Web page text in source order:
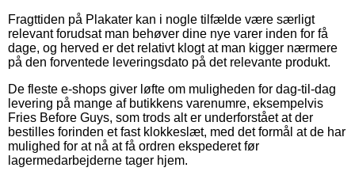
Fragttiden på Plakater kan i nogle tilfælde være særligt
relevant forudsat man behøver dine nye varer inden for få
dage, og herved er det relativt klogt at man kigger nærmere
på den forventede leveringsdato på det relevante produkt.
De fleste e-shops giver løfte om muligheden for dag-til-dag
levering på mange af butikkens varenumre, eksempelvis
Fries Before Guys, som trods alt er underforstået at der
bestilles forinden et fast klokkeslæt, med det formål at de har
mulighed for at nå at få ordren ekspederet før
lagermedarbejderne tager hjem.